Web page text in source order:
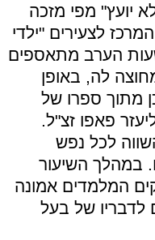
יועץ" מפי מזכה
לצעירים "ילדי
הערב מתאספים
לה, באופן
מתוך ספרו של
פאפו זצ"ל.
לכל נפש
במהלך השיעור
המלמדים אמונה
לדבריו של בעל